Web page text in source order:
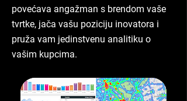
povećava angažman s brendom vaše
tvrtke, jača vašu poziciju inovatora i
pruža vam jedinstvenu analitiku o
vašim kupcima.